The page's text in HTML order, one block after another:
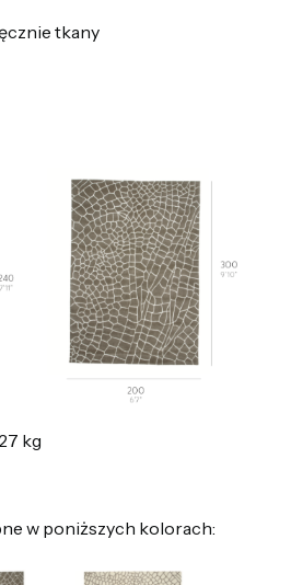
tkany
kg
w poniższych kolorach: